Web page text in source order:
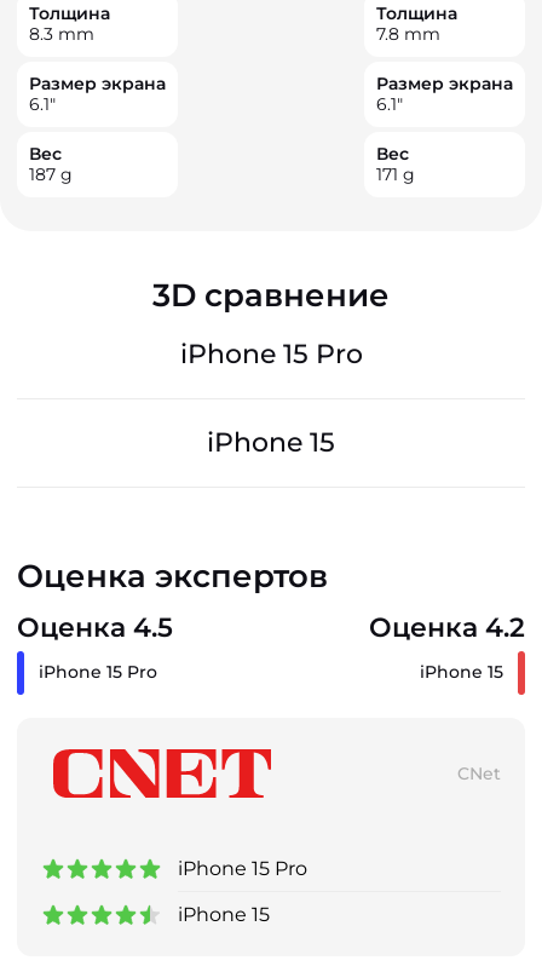
Толщина
8.3 mm
Размер экрана
6.1"
Вес
187 g
Толщина
7.8 mm
Размер экрана
6.1"
Вес
171 g
3D сравнение
iPhone 15 Pro
iPhone 15
Оценка экспертов
Оценка 4.5 Оценка 4.2
iPhone 15 Pro iPhone 15
CNet
iPhone 15 Pro
iPhone 15